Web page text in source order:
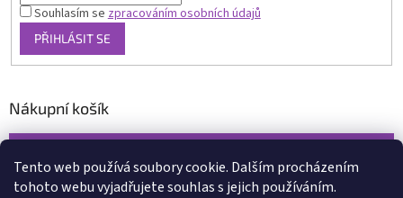
Tento web používá soubory cookie. Dalším procházením
tohoto webu vyjadřujete souhlas s jejich používáním.
Souhlasím sezpracováním osobních údajů
PŘIHLÁSIT SE
Nákupní košík